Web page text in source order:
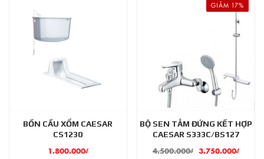
BỒN CẦU XỔM CAESAR
CS1230
1.800.000₫
GIẢM 17%
BỘ SEN TẮM ĐỨNG KẾT HỢP
CAESAR S333C/BS127
4.500.000₫ 3.750.000₫